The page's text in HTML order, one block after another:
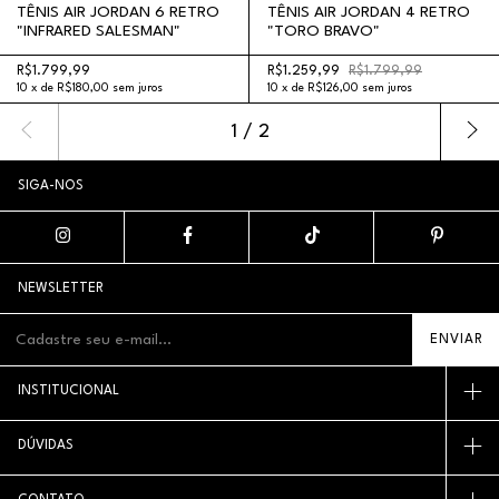
TÊNIS AIR JORDAN 6 RETRO
"INFRARED SALESMAN"
R$1.799,99
10 x de R$180,00 sem juros
TÊNIS AIR JORDAN 4 RETRO
"TORO BRAVO"
R$1.259,99 R$1.799,99
10 x de R$126,00 sem juros
1 / 2
SIGA-NOS
NEWSLETTER
INSTITUCIONAL
DÚVIDAS